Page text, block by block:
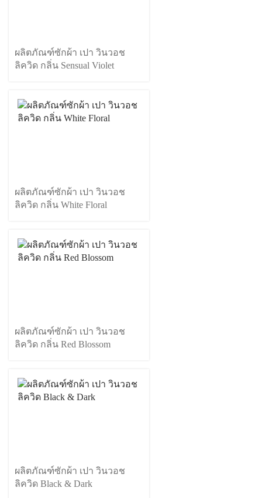
ผลิตภัณฑ์ซักผ้า เปา วินวอช
ลิควิด กลิ่น Sensual Violet
ผลิตภัณฑ์ซักผ้า เปา วินวอช
ลิควิด กลิ่น White Floral
ผลิตภัณฑ์ซักผ้า เปา วินวอช
ลิควิด กลิ่น Red Blossom
ผลิตภัณฑ์ซักผ้า เปา วินวอช
ลิควิด Black & Dark